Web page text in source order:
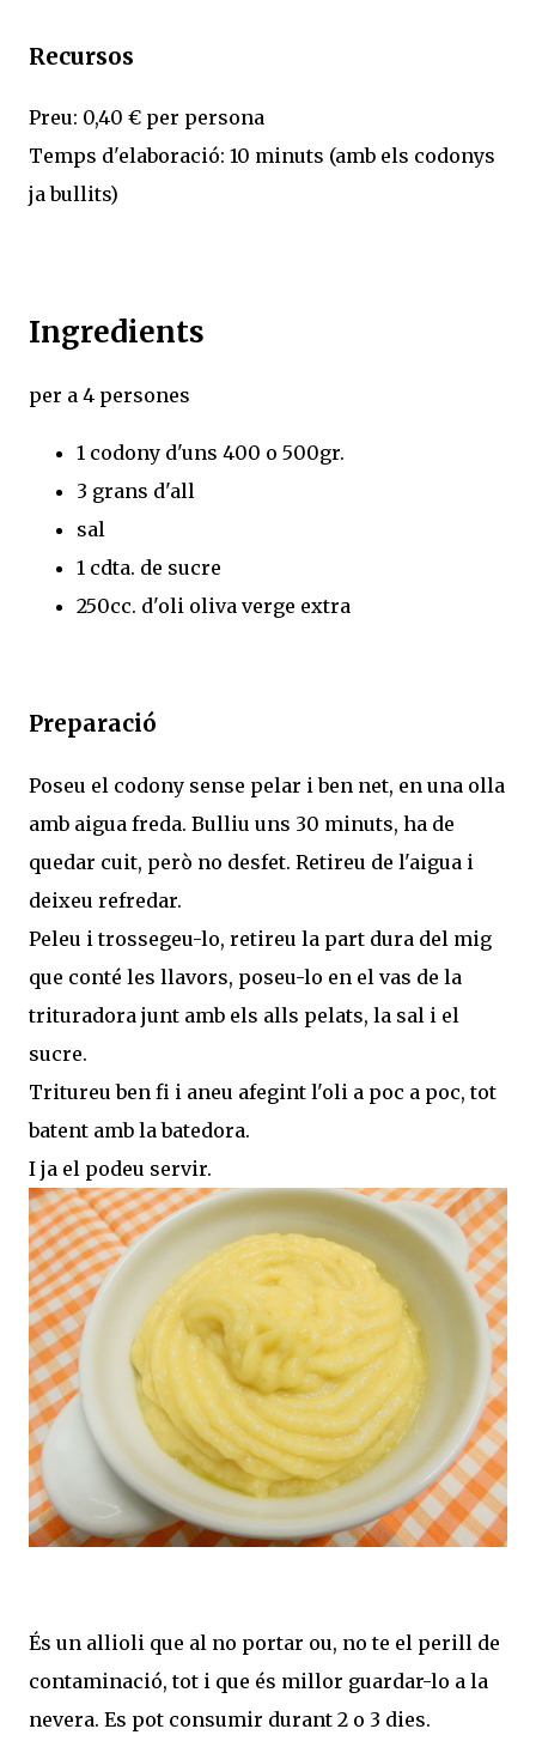
Recursos
Preu: 0,40 € per persona
Temps d'elaboració: 10 minuts (amb els codonys
ja bullits)
Ingredients
per a 4 persones
1 codony d'uns 400 o 500gr.
3 grans d'all
sal
1 cdta. de sucre
250cc. d'oli oliva verge extra
Preparació
Poseu el codony sense pelar i ben net, en una olla
amb aigua freda. Bulliu uns 30 minuts, ha de
quedar cuit, però no desfet. Retireu de l'aigua i
deixeu refredar.
Peleu i trossegeu-lo, retireu la part dura del mig
que conté les llavors, poseu-lo en el vas de la
trituradora junt amb els alls pelats, la sal i el
sucre.
Tritureu ben fi i aneu afegint l'oli a poc a poc, tot
batent amb la batedora.
I ja el podeu servir.
És un allioli que al no portar ou, no te el perill de
contaminació, tot i que és millor guardar-lo a la
nevera. Es pot consumir durant 2 o 3 dies.